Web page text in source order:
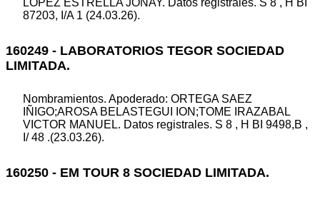
87203, I/A 1 (24.03.26).
160249 - LABORATORIOS TEGOR SOCIEDAD
LIMITADA.
Nombramientos. Apoderado: ORTEGA SAEZ
IÑIGO;AROSA BELASTEGUI ION;TOME IRAZABAL
VICTOR MANUEL. Datos registrales. S 8 , H BI 9498,B ,
I/ 48 .(23.03.26).
160250 - EM TOUR 8 SOCIEDAD LIMITADA.